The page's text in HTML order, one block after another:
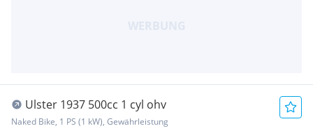
Ulster 1937 500cc 1 cyl ohv
Naked Bike, 1 PS (1 kW), Gewährleistung